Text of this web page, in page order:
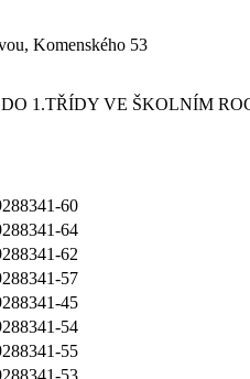
Komenského 53
1.TŘÍDY VE ŠKOLNÍM
60
64
62
57
45
54
55
53